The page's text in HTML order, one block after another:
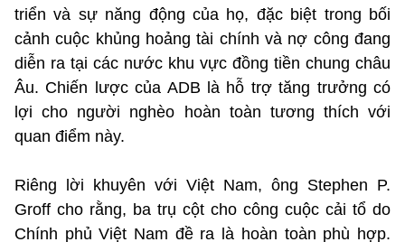
triển và sự năng động của họ, đặc biệt trong bối
cảnh cuộc khủng hoảng tài chính và nợ công đang
diễn ra tại các nước khu vực đồng tiền chung châu
Âu. Chiến lược của ADB là hỗ trợ tăng trưởng có
lợi cho người nghèo hoàn toàn tương thích với
quan điểm này.
Riêng lời khuyên với Việt Nam, ông Stephen P.
Groff cho rằng, ba trụ cột cho công cuộc cải tổ do
Chính phủ Việt Nam đề ra là hoàn toàn phù hợp.